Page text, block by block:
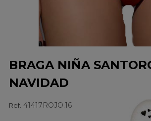
BRAGA NIÑA
NAVIDAD
Ref. 41417ROJO.16